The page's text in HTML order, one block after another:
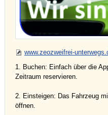
www.zeozweifrei-
1. Buchen: Einfach über die
Zeitraum reservieren.
2. Einsteigen: Das Fahrzeug
öffnen.